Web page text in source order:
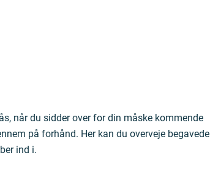
når du sidder over for din måske kommende
på forhånd. Her kan du overveje begavede
ind i.